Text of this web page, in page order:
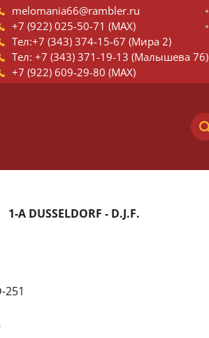
melomania66@rambler.ru
+7 (922) 025-50-71 (MAX)
Тел:+7 (343) 374-15-67 (Мира 2)
Тел: +7 (343) 371-19-13 (Малышева 76)
+7 (922) 609-29-80 (MAX)
1-A DUSSELDORF - D.J.F.
251